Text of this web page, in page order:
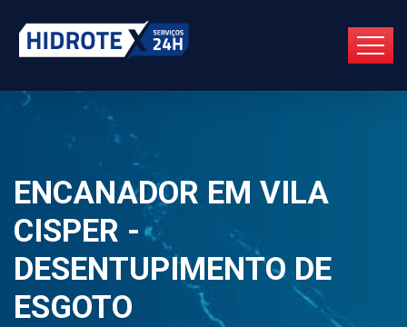
ENCANADOR EM VILA
CISPER -
DESENTUPIMENTO DE
ESGOTO